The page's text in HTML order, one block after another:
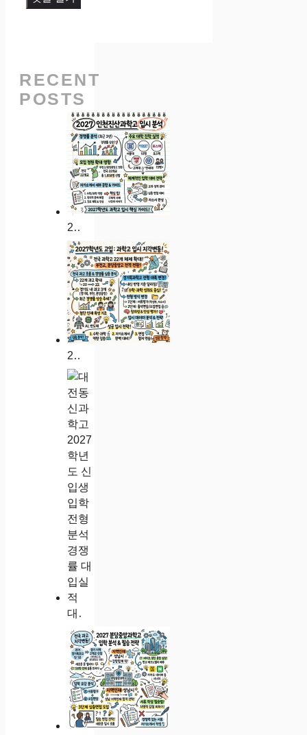
RECENT
POSTS
2027 인천진산과학고 입시 분석: 경쟁률 대입 실적 자소서 가이드
2027학년도 인천과학고 입시 분석: 경쟁률 대입 실적 자소서 가이드
대전동신과학고 2027학년도 신입생 입학 전형 분석 경쟁률 대입실적